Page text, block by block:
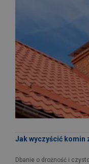
Jak wyczyścić komin
Dbanie o drożność i